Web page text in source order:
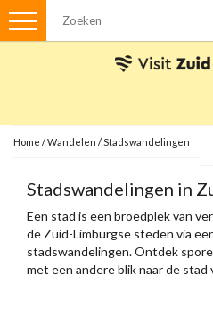
Menu
Met de auto
Visvergunningen
Brochures en kaarten
Plattegronden
Uit de streek
Home /Wandelen /Stadswandelingen
Stadswandelingen in
Een stad is een broedplek van
de Zuid-Limburgse steden via
stadswandelingen. Ontdek
met een andere blik naar de stad